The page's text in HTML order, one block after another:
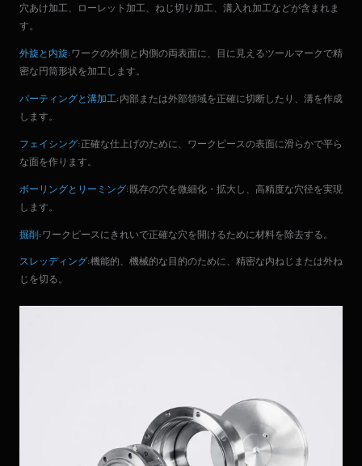
穴あけ加工、ローレット加工、ねじ切り加工、溝入れ加工などが含まれま
す。
外旋と内旋:ワークの外側と内側の両表面に、目に見えるツールマークで精
密な円筒形状を加工します。
パーティングと溝加工:内部または外部領域を正確に切断したり、溝を作成
します。
フェイシング:正確な仕上げのために、ワークピースの表面に滑らかで平ら
な面を作ります。
ボーリングとリーミング:既存の穴を微細化・拡大し、高精度な穴径を実現
します。
掘削:ワークピースにきれいで正確な穴を開けるために材料を除去する。
スレッディング:機能的、機械的な目的のために、精密な内ねじまたは外ね
じを切る。